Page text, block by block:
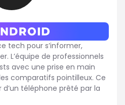
10
tech pour s’informer,
L’équipe de professionnels
avec une prise en main
comparatifs pointilleux. Ce
téléphone prêté par la